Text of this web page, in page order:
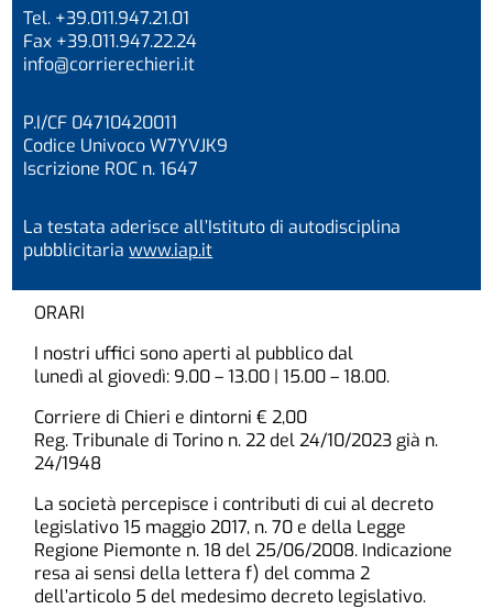
Tel. +39.011.947.21.01
Fax +39.011.947.22.24
info@corrierechieri.it
P.I/CF 04710420011
Codice Univoco W7YVJK9
Iscrizione ROC n. 1647
La testata aderisce all’Istituto di autodisciplina
pubblicitariawww.iap.it
ORARI
I nostri uffici sono aperti al pubblico dal
lunedì al giovedì: 9.00 – 13.00 | 15.00 – 18.00.
Corriere di Chieri e dintorni € 2,00
Reg. Tribunale di Torino n. 22 del 24/10/2023 già n.
24/1948
La società percepisce i contributi di cui al decreto
legislativo 15 maggio 2017, n. 70 e della Legge
Regione Piemonte n. 18 del 25/06/2008. Indicazione
resa ai sensi della lettera f) del comma 2
dell’articolo 5 del medesimo decreto legislativo.